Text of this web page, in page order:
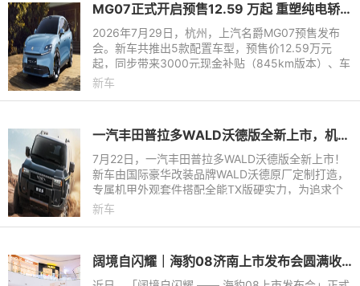
MG07正式开启预售12.59 万起 重塑纯电轿跑市场新标杆
2026年7月29日，杭州，上汽名爵MG07预售发布
会。新车共推出5款配置车型，预售价12.59万元
起，同步带来3000元现金补贴（845km版本）、车
漆配色免费选、高阶辅助驾驶免费送等诸多小订权
新车
一汽丰田普拉多WALD沃德版全新上市，机甲风格，硬核来袭！
7月22日，一汽丰田普拉多WALD沃德版全新上市！
新车由国际豪华改装品牌WALD沃德原厂定制打造，
专属机甲外观套件搭配全能TX版硬实力，为追求个
性的玩家带来官方定制硬派越野新选择，官方指导价
新车
阔境自闪耀｜海豹08济南上市发布会圆满收官